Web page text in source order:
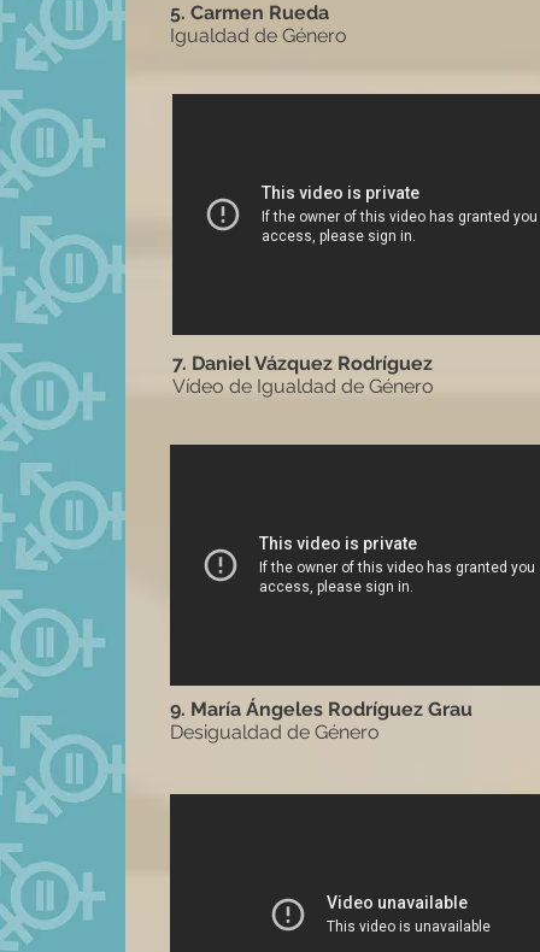
5. Carmen Rueda
Igualdad de Género
7. Daniel Vázquez Rodríguez
Vídeo de Igualdad de Género
9. María Ángeles Rodríguez Grau
Desigualdad de Género